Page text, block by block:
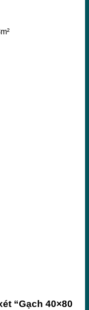
“Gạch 40×80